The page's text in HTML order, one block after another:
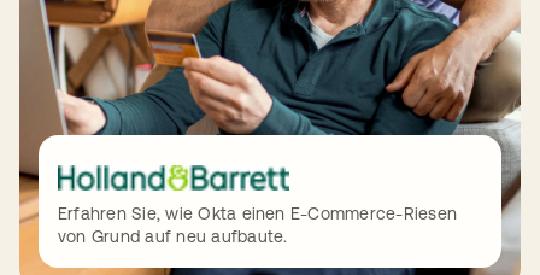
Erfahren Sie, wie Okta einen E-Commerce-Riesen
von Grund auf neu aufbaute.